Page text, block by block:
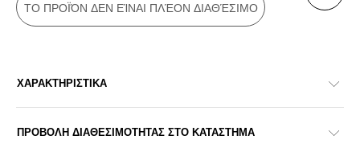
ΤΟ ΠΡΟΪΌΝ ΔΕΝ ΕΊΝΑΙ ΠΛΈΟΝ ΔΙΑΘΈΣΙΜΟ
ΧΑΡΑΚΤΗΡΙΣΤΙΚΑ
ΠΡΟΒΟΛΗ ΔΙΑΘΕΣΙΜΟΤΗΤΑΣ ΣΤΟ ΚΑΤΑΣΤΗΜΑ